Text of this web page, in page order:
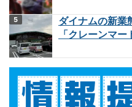
ダイナムの新業
「クレーンマ